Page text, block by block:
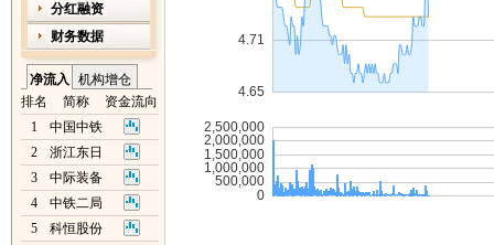
分红融资
财务数据
净流入
机构增仓
排名
简称
资金流向
1
中国中铁
2
浙江东日
3
中际装备
4
中铁二局
5
科恒股份